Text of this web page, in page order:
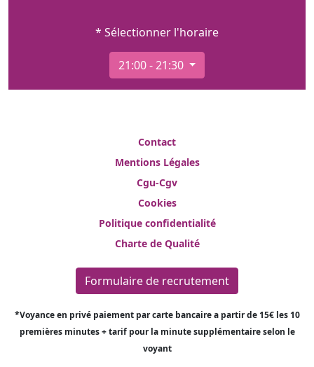
* Sélectionner l'horaire
21:00 - 21:30
Contact
Mentions Légales
Cgu-Cgv
Cookies
Politique confidentialité
Charte de Qualité
Formulaire de recrutement
*Voyance en privé paiement par carte bancaire a partir de 15€ les 10
premières minutes + tarif pour la minute supplémentaire selon le
voyant